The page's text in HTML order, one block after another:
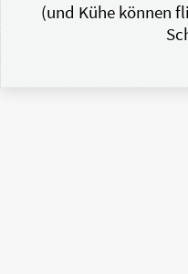
(und Kühe können